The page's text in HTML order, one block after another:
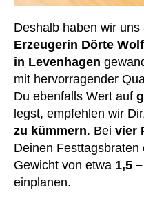
Deshalb haben wir
Erzeugerin Dörte
in Levenhagen
mit hervorragender
Du ebenfalls Wert auf
legst, empfehlen wir
zu kümmern. Bei vier
Deinen Festtagsbraten
Gewicht von etwa 1,5
einplanen.